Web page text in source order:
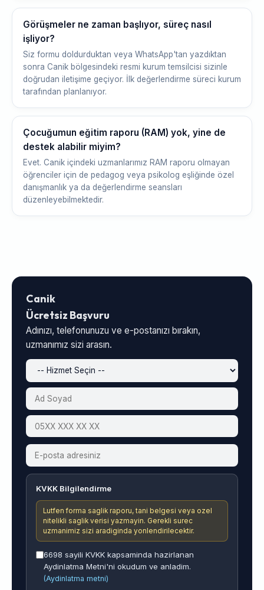
Görüşmeler ne zaman başlıyor, süreç nasıl
işliyor?
Siz formu doldurduktan veya WhatsApp'tan yazdıktan
sonra Canik bölgesindeki resmi kurum temsilcisi sizinle
doğrudan iletişime geçiyor. İlk değerlendirme süreci kurum
tarafından planlanıyor.
Çocuğumun eğitim raporu (RAM) yok, yine de
destek alabilir miyim?
Evet. Canik içindeki uzmanlarımız RAM raporu olmayan
öğrenciler için de pedagog veya psikolog eşliğinde özel
danışmanlık ya da değerlendirme seansları
düzenleyebilmektedir.
Canik
Ücretsiz Başvuru
Adınızı, telefonunuzu ve e-postanızı bırakın,
uzmanımız sizi arasın.
KVKK Bilgilendirme
Lutfen forma saglik raporu, tani belgesi veya ozel
nitelikli saglik verisi yazmayin. Gerekli surec
uzmanimiz sizi aradiginda yonlendirilecektir.
6698 sayili KVKK kapsaminda hazirlanan
Aydinlatma Metni'ni okudum ve anladim.
(Aydinlatma metni)